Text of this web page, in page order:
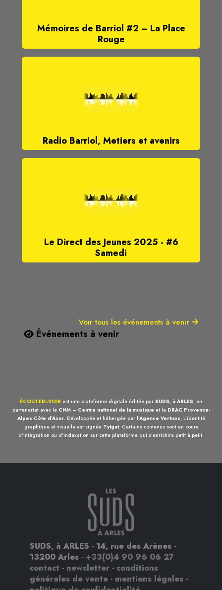
Mémoires de Barriol #2 – La Place
Rouge
Radio Barriol, Metiers et avenirs
Le Direct des Jeunes 2025 - #6
Samedi
Voir tous les événements à venir
Événements à venir
ÉCOUTER&VOIR est une plateforme digitale éditée par SUDS, à ARLES, en
partenariat avec le CNM – Centre national de la musique et la DRAC Provence-
Alpes-Côte d'Azur. Développée et hébergée par l'Agence Vertuoz, L'identité
graphique et visuelle est signée Tytgat. Certains contenus sont en cours
d'intégration ou d'indexation sur cette plateforme qui s'enrichira petit à petit.
SUDS, à ARLES - 14, rue des Arènes -
13200 Arles - +33(0)4 90 96 06 27
contact - newsletter - conditions
générales de vente - mentions légales -